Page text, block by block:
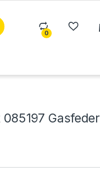
0
Gasfeder